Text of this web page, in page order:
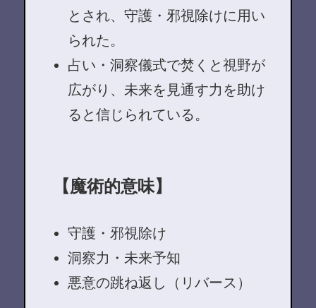
とされ、守護・邪視除けに用い
られた。
占い・洞察儀式で焚くと視野が
広がり、未来を見通す力を助け
ると信じられている。
【魔術的意味】
守護・邪視除け
洞察力・未来予知
悪意の跳ね返し（リバース）